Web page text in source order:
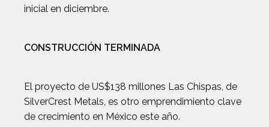
inicial en diciembre.
CONSTRUCCIÓN TERMINADA
El proyecto de US$138 millones Las Chispas, de
SilverCrest Metals, es otro emprendimiento clave
de crecimiento en México este año.